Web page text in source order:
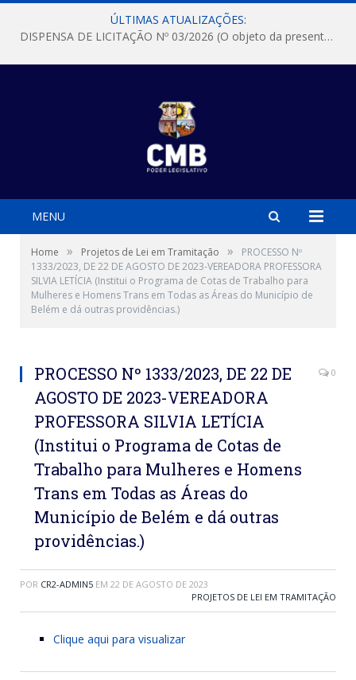
ÚLTIMAS ATUALIZAÇÕES:
DISPENSA DE LICITAÇÃO Nº 03/2026 (O objeto da presente dispensa é a escolha da proposta mais vantajosa para a aquisição, de aparelhos de ar condicionado, tipo Split, com material de instalação e fogão industrial, conforme condições, quantidades e exigências estabelecidas no termo de referencia e neste aviso de contratação direta e seus anexos)
MENU
Home » Projetos de Lei em Tramitação »
PROCESSO Nº
1333/2023, DE 22 DE AGOSTO DE 2023-VEREADORA PROFESSORA
SILVIA LETÍCIA (Institui o Programa de Cotas de Trabalho para
Mulheres e Homens Trans em Todas as Áreas do Município de
Belém e dá outras providências.)
PROCESSO Nº 1333/2023, DE 22 DE
AGOSTO DE 2023-VEREADORA
PROFESSORA SILVIA LETÍCIA
(Institui o Programa de Cotas de
Trabalho para Mulheres e Homens
Trans em Todas as Áreas do
Município de Belém e dá outras
providências.)
0
POR CR2-ADMIN5 EM 22 DE AGOSTO DE 2023
PROJETOS DE LEI EM TRAMITAÇÃO
Clique aqui para visualizar